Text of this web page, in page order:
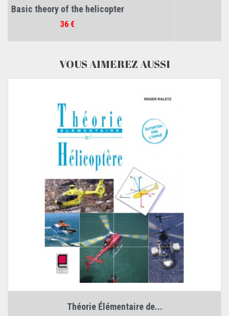
Théorie Élémentaire de...
VOUS AIMEREZ AUSSI
Théorie Élémentaire de...